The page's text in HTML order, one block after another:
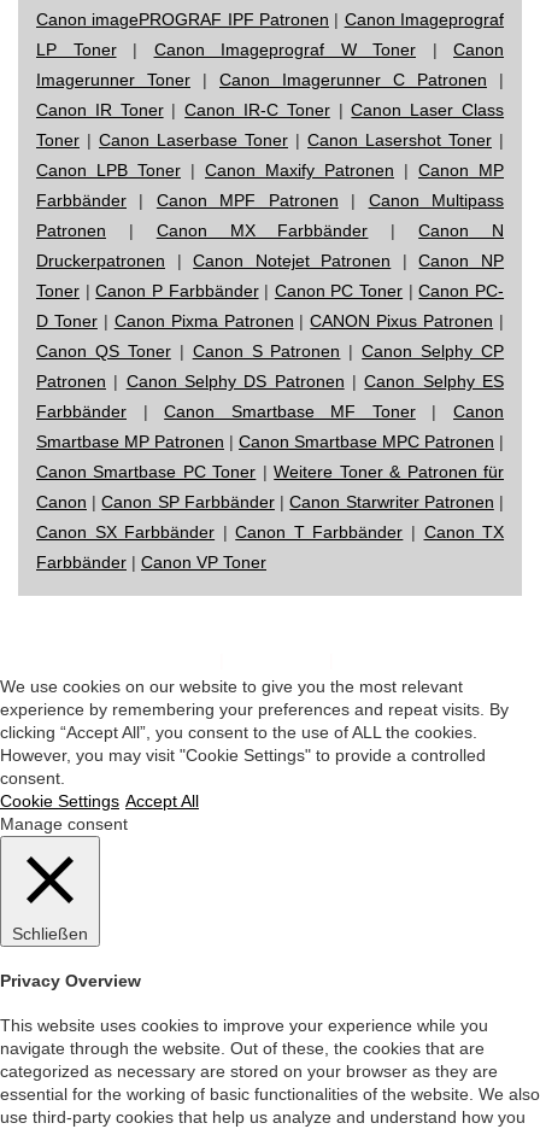
Canon imagePROGRAF IPF Patronen | Canon Imageprograf
LP Toner| Canon Imageprograf W Toner | Canon
Imagerunner Toner | Canon Imagerunner C Patronen |
Canon IR Toner|Canon IR-C Toner|Canon Laser Class
Toner | Canon Laserbase Toner | Canon Lasershot Toner |
Canon LPB Toner | Canon Maxify Patronen | Canon MP
Farbbänder | Canon MPF Patronen | Canon Multipass
Patronen | Canon MX Farbbänder |Canon N
Druckerpatronen |Canon Notejet Patronen |Canon NP
Toner |Canon P Farbbänder| Canon PC Toner |Canon PC-
D Toner| Canon Pixma Patronen |CANON Pixus Patronen |
Canon QS Toner| Canon S Patronen |Canon Selphy CP
Patronen | Canon Selphy DS Patronen |Canon Selphy ES
Farbbänder |Canon Smartbase MF Toner|Canon
Smartbase MP Patronen | Canon Smartbase MPC Patronen |
Canon Smartbase PC Toner |Weitere Toner & Patronen für
Canon |Canon SP Farbbänder|Canon Starwriter Patronen |
Canon SX Farbbänder |Canon T Farbbänder | Canon TX
Farbbänder | Canon VP Toner
We use cookies on our website to give you the most relevant
experience by remembering your preferences and repeat visits. By
clicking “Accept All”, you consent to the use of ALL the cookies.
However, you may visit "Cookie Settings" to provide a controlled
consent.
Cookie Settings Accept All
Manage consent
Schließen
Privacy Overview
This website uses cookies to improve your experience while you
navigate through the website. Out of these, the cookies that are
categorized as necessary are stored on your browser as they are
essential for the working of basic functionalities of the website. We also
use third-party cookies that help us analyze and understand how you